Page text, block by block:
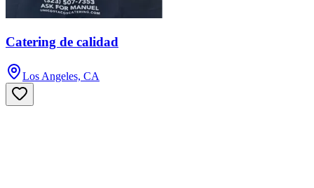
Catering de calidad
Los Angeles, CA